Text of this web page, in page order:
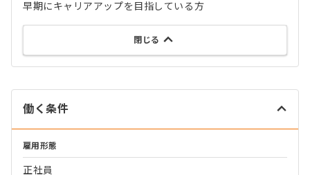
早期にキャリアアップを目指している方
閉じる
働く条件
雇用形態
正社員